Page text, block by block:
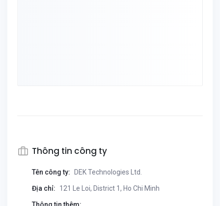
Thông tin công ty
Tên công ty: DEK Technologies Ltd.
Địa chỉ: 121 Le Loi, District 1, Ho Chi Minh